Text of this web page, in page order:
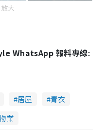
大
WhatsApp 報料專線:
居屋
青衣
業